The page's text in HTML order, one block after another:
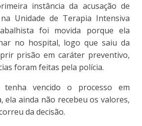
instância da acusação de
Unidade de Terapia Intensiva
foi movida porque ela
no hospital, logo que saiu da
prisão em caráter preventivo,
foram feitas pela polícia.
tenha vencido o processo em
ela ainda não recebeu os valores,
da decisão.